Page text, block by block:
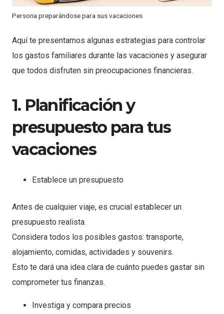
Persona preparándose para sus vacaciones
Aquí te presentamos algunas estrategias para controlar
los gastos familiares durante las vacaciones y asegurar
que todos disfruten sin preocupaciones financieras.
1. Planificación y
presupuesto para tus
vacaciones
Establece un presupuesto
Antes de cualquier viaje, es crucial establecer un
presupuesto realista.
Considera todos los posibles gastos: transporte,
alojamiento, comidas, actividades y souvenirs.
Esto te dará una idea clara de cuánto puedes gastar sin
comprometer tus finanzas.
Investiga y compara precios